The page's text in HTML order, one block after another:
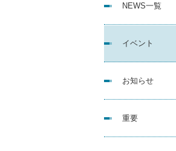
NEWS一覧
イベント
お知らせ
重要